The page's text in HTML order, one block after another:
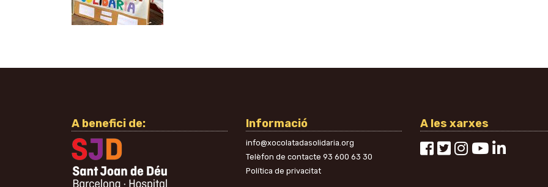
A benefici de: Informació
info@xocolatadasolidaria.org
Telèfon de contacte 93 600 63 30
Política de privacitat
A les xarxes